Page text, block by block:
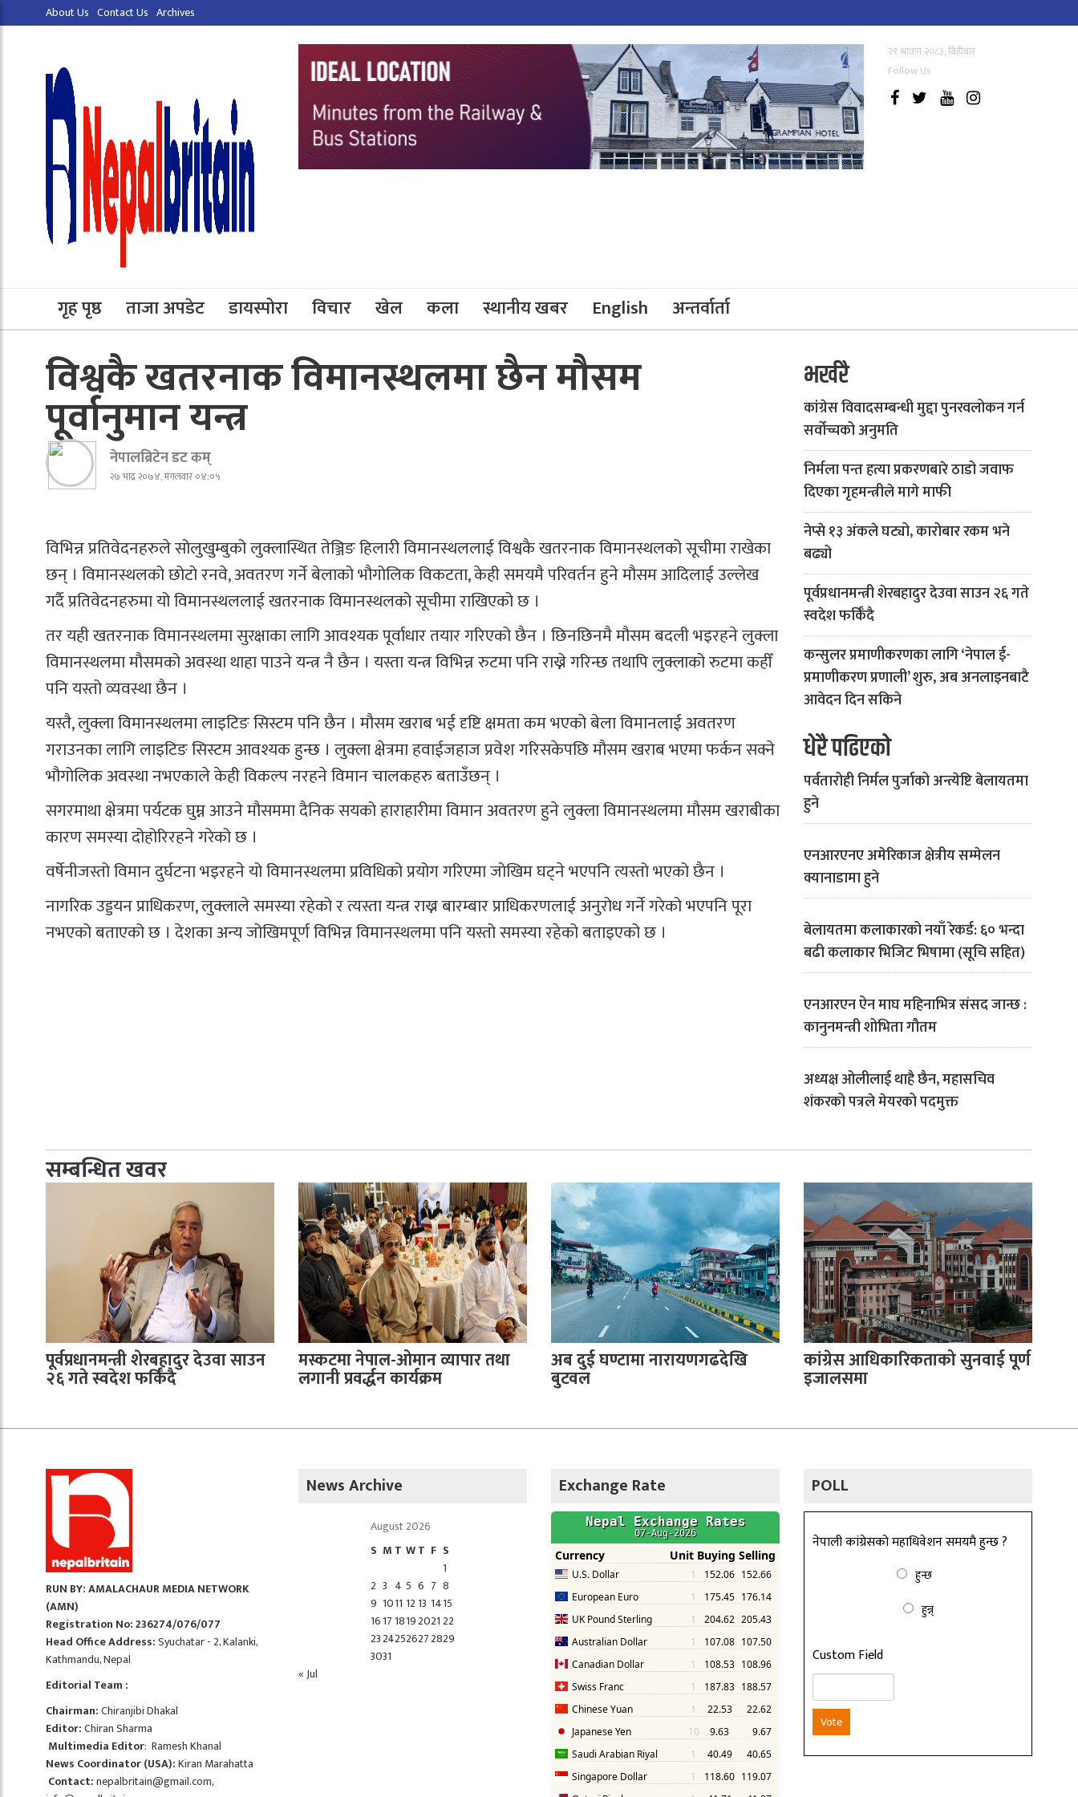
About Us Contact Us Archives
२१ श्रावण २०८३, बिहीबार
Follow Us
गृह पृष्ठ ताजा अपडेट डायस्पोरा विचार खेल कला स्थानीय खबर English अन्तर्वार्ता
विश्वकै खतरनाक विमानस्थलमा छैन मौसम
पूर्वानुमान यन्त्र
नेपालब्रिटेन डट कम्
२७ भाद्र २०७४, मंगलवार ०४:०५
विभिन्न प्रतिवेदनहरुले सोलुखुम्बुको लुक्लास्थित तेञ्जिङ हिलारी विमानस्थललाई विश्वकै खतरनाक विमानस्थलको सूचीमा राखेका
छन् । विमानस्थलको छोटो रनवे, अवतरण गर्ने बेलाको भौगोलिक विकटता, केही समयमै परिवर्तन हुने मौसम आदिलाई उल्लेख
गर्दै प्रतिवेदनहरुमा यो विमानस्थललाई खतरनाक विमानस्थलको सूचीमा राखिएको छ ।
तर यही खतरनाक विमानस्थलमा सुरक्षाका लागि आवश्यक पूर्वाधार तयार गरिएको छैन । छिनछिनमै मौसम बदली भइरहने लुक्ला
विमानस्थलमा मौसमको अवस्था थाहा पाउने यन्त्र नै छैन । यस्ता यन्त्र विभिन्न रुटमा पनि राख्ने गरिन्छ तथापि लुक्लाको रुटमा कहीँ
पनि यस्तो व्यवस्था छैन ।
यस्तै, लुक्ला विमानस्थलमा लाइटिङ सिस्टम पनि छैन । मौसम खराब भई दृष्टि क्षमता कम भएको बेला विमानलाई अवतरण
गराउनका लागि लाइटिङ सिस्टम आवश्यक हुन्छ । लुक्ला क्षेत्रमा हवाईजहाज प्रवेश गरिसकेपछि मौसम खराब भएमा फर्कन सक्ने
भौगोलिक अवस्था नभएकाले केही विकल्प नरहने विमान चालकहरु बताउँछन् ।
सगरमाथा क्षेत्रमा पर्यटक घुम्न आउने मौसममा दैनिक सयको हाराहारीमा विमान अवतरण हुने लुक्ला विमानस्थलमा मौसम खराबीका
कारण समस्या दोहोरिरहने गरेको छ ।
वर्षेनीजस्तो विमान दुर्घटना भइरहने यो विमानस्थलमा प्रविधिको प्रयोग गरिएमा जोखिम घट्ने भएपनि त्यस्तो भएको छैन ।
नागरिक उड्डयन प्राधिकरण, लुक्लाले समस्या रहेको र त्यस्ता यन्त्र राख्न बारम्बार प्राधिकरणलाई अनुरोध गर्ने गरेको भएपनि पूरा
नभएको बताएको छ । देशका अन्य जोखिमपूर्ण विभिन्न विमानस्थलमा पनि यस्तो समस्या रहेको बताइएको छ ।
भर्खरै
कांग्रेस विवादसम्बन्धी मुद्दा पुनरवलोकन गर्न
सर्वोच्चको अनुमति
निर्मला पन्त हत्या प्रकरणबारे ठाडो जवाफ
दिएका गृहमन्त्रीले मागे माफी
नेप्से १३ अंकले घट्यो, कारोबार रकम भने
बढ्यो
पूर्वप्रधानमन्त्री शेरबहादुर देउवा साउन २६ गते
स्वदेश फर्किँदै
कन्सुलर प्रमाणीकरणका लागि ‘नेपाल ई-
प्रमाणीकरण प्रणाली’ शुरु, अब अनलाइनबाटै
आवेदन दिन सकिने
धेरै पढिएको
पर्वतारोही निर्मल पुर्जाको अन्त्येष्टि बेलायतमा
हुने
एनआरएनए अमेरिकाज क्षेत्रीय सम्मेलन
क्यानाडामा हुने
बेलायतमा कलाकारको नयाँ रेकर्ड: ६० भन्दा
बढी कलाकार भिजिट भिषामा (सूचि सहित)
एनआरएन ऐन माघ महिनाभित्र संसद जान्छ :
कानुनमन्त्री शोभिता गौतम
अध्यक्ष ओलीलाई थाहै छैन, महासचिव
शंकरको पत्रले मेयरको पदमुक्त
सम्बन्धित खवर
पूर्वप्रधानमन्त्री शेरबहादुर देउवा साउन
२६ गते स्वदेश फर्किँदै
मस्कटमा नेपाल-ओमान व्यापार तथा
लगानी प्रवर्द्धन कार्यक्रम
अब दुई घण्टामा नारायणगढदेखि
बुटवल
कांग्रेस आधिकारिकताको सुनवाई पूर्ण
इजालसमा
RUN BY: AMALACHAUR MEDIA NETWORK
(AMN)
Registration No: 236274/076/077
Head Office Address:Syuchatar - 2, Kalanki,
Kathmandu, Nepal
Editorial Team :
Chairman:Chiranjibi Dhakal
Editor:Chiran Sharma
Multimedia Editor: Ramesh Khanal
News Coordinator (USA):Kiran Marahatta
Contact:nepalbritain@gmail.com,
News Archive
August 2026
S M T WT F S
1
2 3 4 5 6 7 8
9 1011 12 13 1415
1617 1819202122
23242526272829
3031
« Jul
Exchange Rate POLL
नेपाली कांग्रेसको महाधिवेशन समयमै हुन्छ ?
हुन्छ
हुन्न्
Custom Field
Vote